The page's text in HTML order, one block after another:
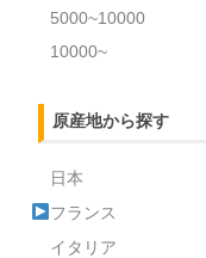
5000~10000
10000~
原産地から探す
日本
フランス
イタリア